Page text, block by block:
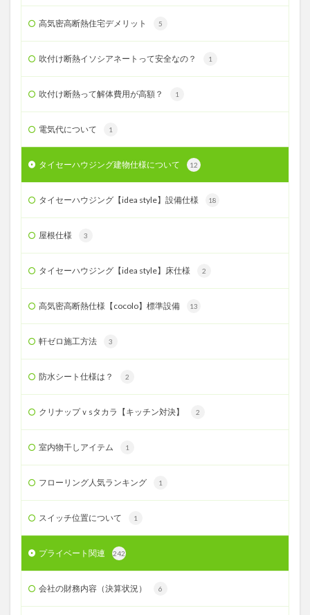
高気密高断熱住宅デメリット 5
吹付け断熱イソシアネートって安全なの？ 1
吹付け断熱って解体費用が高額？ 1
電気代について 1
タイセーハウジング建物仕様について 12
タイセーハウジング【idea style】設備仕様 18
屋根仕様 3
タイセーハウジング【idea style】床仕様 2
高気密高断熱仕様【cocolo】標準設備 13
軒ゼロ施工方法 3
防水シート仕様は？ 2
クリナップｖsタカラ【キッチン対決】 2
室内物干しアイテム 1
フローリング人気ランキング 1
スイッチ位置について 1
プライベート関連 242
会社の財務内容（決算状況） 6